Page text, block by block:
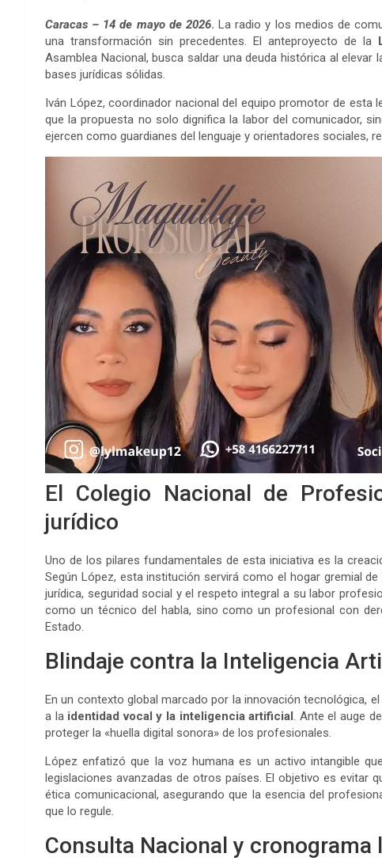
Caracas – 14 de mayo de 2026. La radio y los medios de
una transformación sin precedentes. El anteproyecto de la
Asamblea Nacional, busca saldar una deuda histórica al elevar
bases jurídicas sólidas.
Iván López, coordinador nacional del equipo promotor de esta
que la propuesta no solo dignifica la labor del comunicador,
ejercen como guardianes del lenguaje y orientadores sociales,
El Colegio Nacional de
jurídico
Uno de los pilares fundamentales de esta iniciativa es la
Según López, esta institución servirá como el hogar gremial
jurídica, seguridad social y el respeto integral a su labor
como un técnico del habla, sino como un profesional con
Estado.
Blindaje contra la Inteligencia
En un contexto global marcado por la innovación tecnológica,
a la identidad vocal y la inteligencia artificial. Ante el auge
proteger la «huella digital sonora» de los profesionales.
López enfatizó que la voz humana es un activo intangible
legislaciones avanzadas de otros países. El objetivo es evitar
ética comunicacional, asegurando que la esencia del
que lo regule.
Consulta Nacional y cronograma